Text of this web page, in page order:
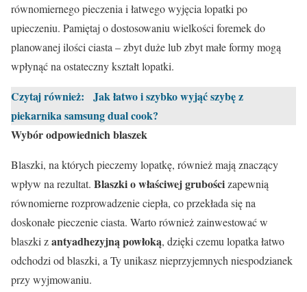
równomiernego pieczenia i łatwego wyjęcia lopatki po
upieczeniu. Pamiętaj o dostosowaniu wielkości foremek do
planowanej ilości ciasta – zbyt duże lub zbyt małe formy mogą
wpłynąć na ostateczny kształt lopatki.
Czytaj również:
Jak łatwo i szybko wyjąć szybę z
piekarnika samsung dual cook?
Wybór odpowiednich blaszek
Blaszki, na których pieczemy lopatkę, również mają znaczący
wpływ na rezultat. Blaszki o właściwej grubościzapewnią
równomierne rozprowadzenie ciepła, co przekłada się na
doskonałe pieczenie ciasta. Warto również zainwestować w
blaszki zantyadhezyjną powłoką, dzięki czemu lopatka łatwo
odchodzi od blaszki, a Ty unikasz nieprzyjemnych niespodzianek
przy wyjmowaniu.